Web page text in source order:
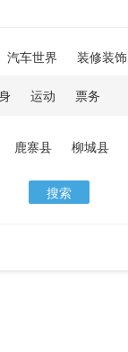
汽车世界 装修装饰
运动 票务
鹿寨县 柳城县
搜索